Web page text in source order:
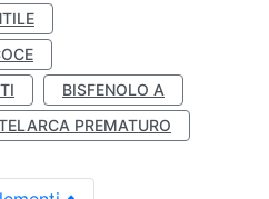
BISFENOLO A
PREMATURO